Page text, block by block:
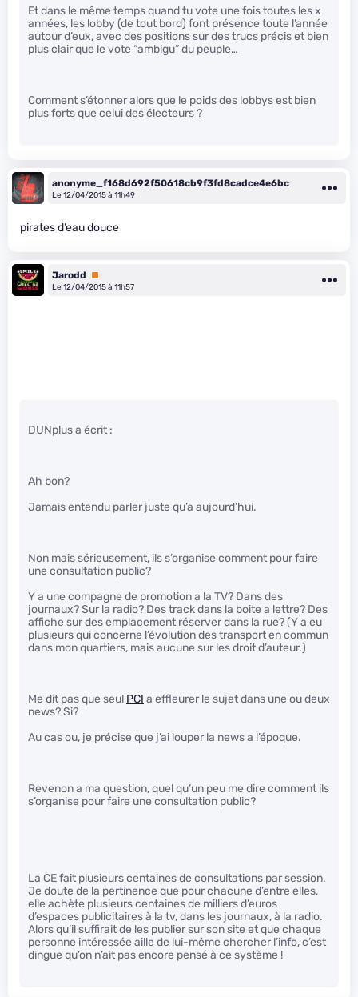
Et dans le même temps quand tu vote une fois toutes les x
années, les lobby (de tout bord) font présence toute l’année
autour d’eux, avec des positions sur des trucs précis et bien
plus clair que le vote “ambigu” du peuple…
Comment s’étonner alors que le poids des lobbys est bien
plus forts que celui des électeurs ?
anonyme_f168d692f50618cb9f3fd8cadce4e6bc
Le 12/04/2015 à 11h49
pirates d’eau douce
Jarodd
Premium
Le 12/04/2015 à 11h57
DUNplus a écrit :
Ah bon?
Jamais entendu parler juste qu’a aujourd’hui.
Non mais sérieusement, ils s’organise comment pour faire
une consultation public?
Y a une compagne de promotion a la TV? Dans des
journaux? Sur la radio? Des track dans la boite a lettre? Des
affiche sur des emplacement réserver dans la rue? (Y a eu
plusieurs qui concerne l’évolution des transport en commun
dans mon quartiers, mais aucune sur les droit d’auteur.)
Me dit pas que seul PCI a effleurer le sujet dans une ou deux
news? Si?
Au cas ou, je précise que j’ai louper la news a l’époque.
Revenon a ma question, quel qu’un peu me dire comment ils
s’organise pour faire une consultation public?
La CE fait plusieurs centaines de consultations par session.
Je doute de la pertinence que pour chacune d’entre elles,
elle achète plusieurs centaines de milliers d’euros
d’espaces publicitaires à la tv, dans les journaux, à la radio.
Alors qu’il suffirait de les publier sur son site et que chaque
personne intéressée aille de lui-même chercher l’info, c’est
dingue qu’on n’ait pas encore pensé à ce système !